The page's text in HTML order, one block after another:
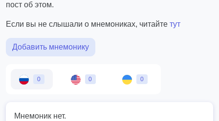
пост об этом.
Если вы не слышали о мнемониках, читайте тут
Добавить мнемонику
0 0 0
Мнемоник нет.